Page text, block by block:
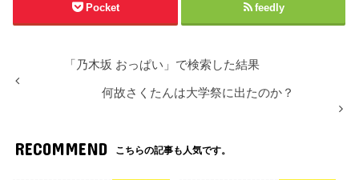
Pocket feedly
「乃木坂 おっぱい」で検索した結果
何故さくたんは大学祭に出たのか？
RECOMMEND こちらの記事も人気です。